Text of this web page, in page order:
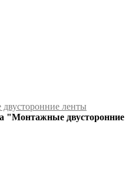
ленты
"Монтажные двусторонние